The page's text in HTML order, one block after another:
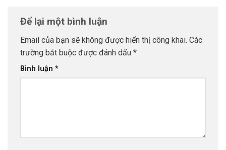
Để lại một bình luận
Email của bạn sẽ không được hiển thị công khai. Các
trường bắt buộc được đánh dấu *
Bình luận *